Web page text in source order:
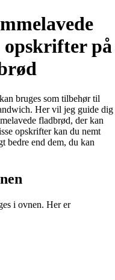
opskrifter på
bruges som tilbehør til
Her vil jeg guide dig
fladbrød, der kan
opskrifter kan du nemt
bedre end dem, du kan
i ovnen. Her er